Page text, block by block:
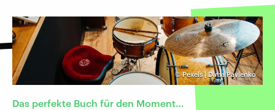
©Pexels | Dima Pavlenko
Das perfekte Buch für den Moment…